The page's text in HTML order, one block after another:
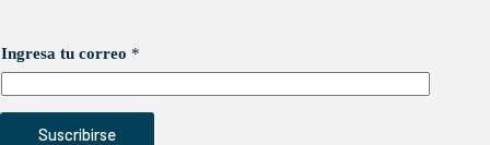
Ingresa tu correo *
Suscribirse